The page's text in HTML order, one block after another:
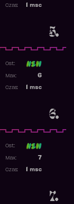
5.
msc
Czas:
6.
Ost:
6
Max:
msc
Czas:
7.
Ost:
7
Max:
msc
Czas: